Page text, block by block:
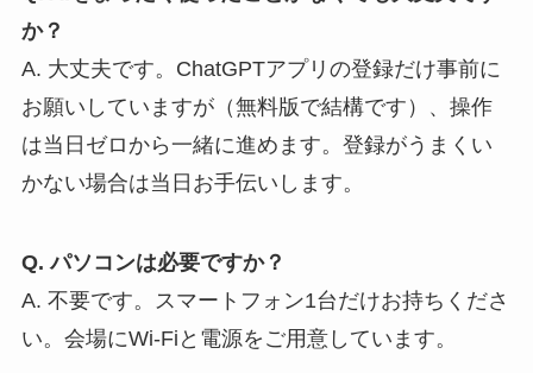
か？
A. 大丈夫です。ChatGPTアプリの登録だけ事前に
お願いしていますが（無料版で結構です）、操作
は当日ゼロから一緒に進めます。登録がうまくい
かない場合は当日お手伝いします。
Q. パソコンは必要ですか？
A. 不要です。スマートフォン1台だけお持ちくださ
い。会場にWi-Fiと電源をご用意しています。